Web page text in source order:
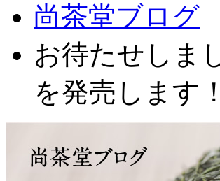
尚茶堂ブログ
お待たせしま
を発売します！